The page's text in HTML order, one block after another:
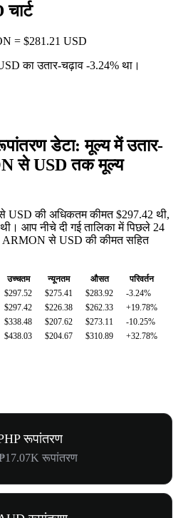
= $281.21 USD
का उतार-चढ़ाव -3.24% था।
डेटा: मूल्य में उतार-
से USD तक मूल्य
USD की अधिकतम कीमत $297.42 थी,
आप नीचे दी गई तालिका में पिछले 24
ARMON से USD की कीमत सहित
उच्चतम न्यूनतम औसत
परिवर्तन
$297.52 $275.41 $283.92
-3.24%
$297.42 $226.38 $262.33
+19.78%
$338.48 $207.62 $273.11
-10.25%
$438.03 $204.67 $310.89 +32.78%
रूपांतरण
रूपांतरण